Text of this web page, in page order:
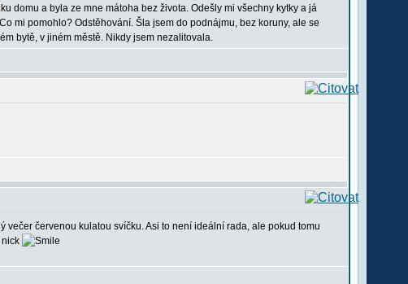
domu a byla ze mne mátoha bez života. Odešly mi všechny kytky a já
mi pomohlo? Odstěhování. Šla jsem do podnájmu, bez koruny, ale se
bytě, v jiném městě. Nikdy jsem nezalitovala.
červenou kulatou svíčku. Asi to není ideální rada, ale pokud tomu
nick